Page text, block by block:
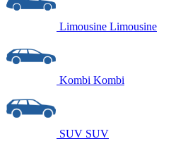
Limousine Limousine
Kombi Kombi
SUV SUV